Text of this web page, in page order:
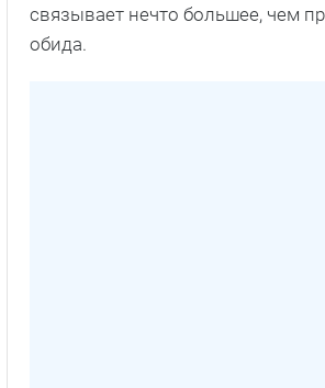
связывает нечто большее, чем
обида.